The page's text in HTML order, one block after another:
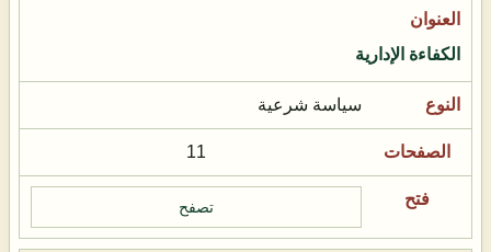
الكفاءة الإدارية
سياسة شرعية
11
تصفح